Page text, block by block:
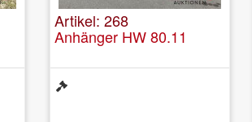
Artikel: 268
Anhänger HW 80.11